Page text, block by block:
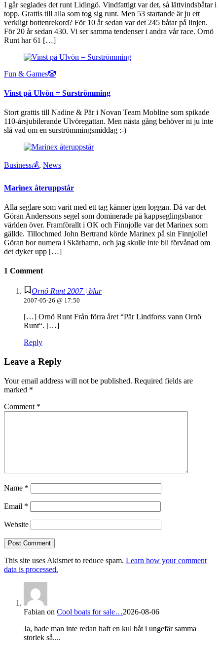
I går seglades det runt Lidingö. Vindfattigt var det, så lättvindsbåtar i
topp. Grattis till alla som tog sig runt. Men 53 startande är ju ett
verkligt bottenrekord? För 10 år sedan var det 245 båtar på linjen.
För 20 år sedan 430. Vi ser samma tendenser i andra vår race. Ornö
Runt har 61 […]
Fun & Games🤡
Vinst på Ulvön = Surströmming
Stort grattis till Nadine & Pär i Novan Team Mobline som spikade
110-årsjubilerande Ulvöregattan. Men nästa gång behöver ni ju inte
slå vad om en surströmmingsmiddag :-)
Business💰, News
Marinex återuppstår
Alla seglare som varit med ett tag känner igen loggan. Då var det
Göran Anderssons segel som dominerade på kappseglingsbanor
världen över. Framförallt i OK och Finnjolle var det Marinex som
gällde. Tillochmed John Bertrand körde Marinex på sin Finnjolle!
Göran bor numera i Skärhamn, och jag skulle inte bli förvånad om
det dyker upp […]
1 Comment
Ornö Runt 2007 | blur
2007-05-26 @ 17:50
[…] Ornö Runt Från förra året “Pär Lindforss vann Ornö
Runt“. […]
Reply
Leave a Reply
Your email address will not be published. Required fields are
marked *
Comment *
Name *
Email *
Website
This site uses Akismet to reduce spam. Learn how your comment
data is processed.
Fabian on Cool boats for sale…2026-08-06
Ja, hade man inte redan haft en kul båt i ungefär samma
storlek så....